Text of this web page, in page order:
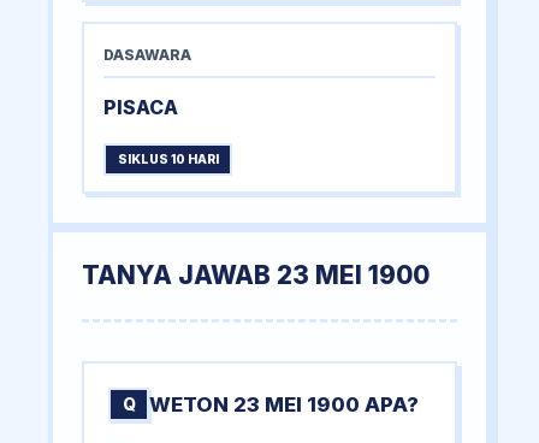
DASAWARA
PISACA
SIKLUS 10 HARI
TANYA JAWAB 23 MEI 1900
Q WETON 23 MEI 1900 APA?